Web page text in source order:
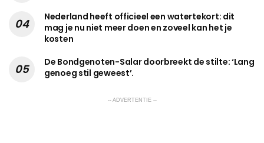
Nederland heeft officieel een watertekort: dit
mag je nu niet meer doen en zoveel kan het je
kosten
De Bondgenoten-Salar doorbreekt de stilte: ‘Lang
genoeg stil geweest’.
-- ADVERTENTIE --